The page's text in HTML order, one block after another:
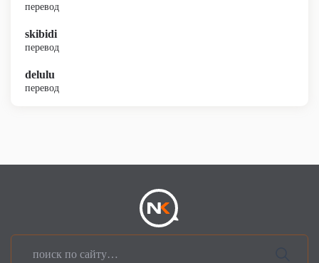
перевод
skibidi
перевод
delulu
перевод